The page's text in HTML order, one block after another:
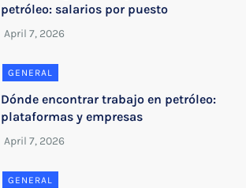
petróleo: salarios por puesto
GENERAL
Dónde encontrar trabajo en petróleo:
plataformas y empresas
GENERAL